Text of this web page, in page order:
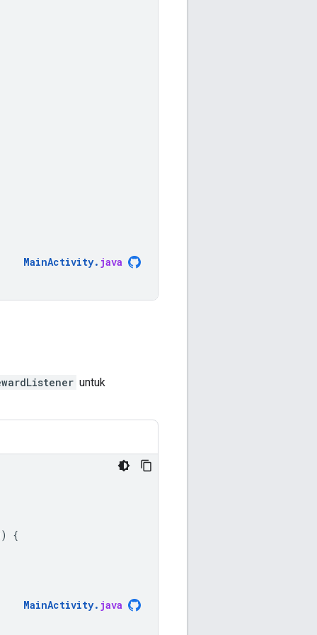
MainActivity. java
untuk
)
{
MainActivity. java